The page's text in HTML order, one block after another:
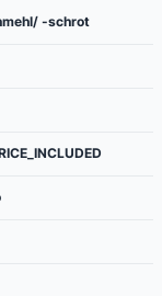
-schrot